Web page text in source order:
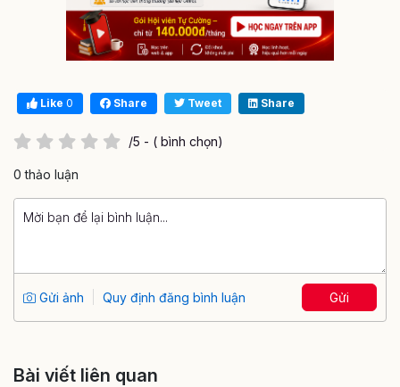
Like 0 Share Tweet Share
/5 - ( bình chọn)
0 thảo luận
Gửi ảnh Quy định đăng bình luận Gửi
Bài viết liên quan